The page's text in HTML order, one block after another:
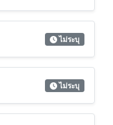
ไม่ระบุ
ไม่ระบุ